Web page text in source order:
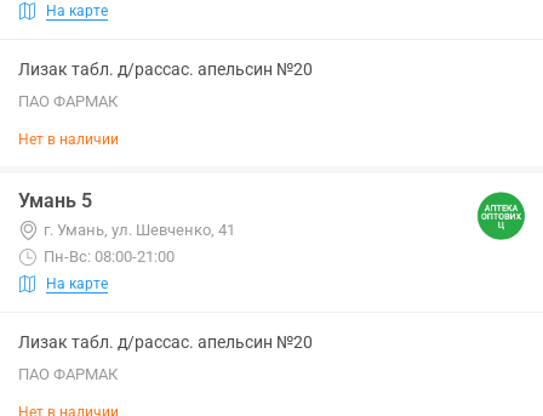
На карте
Лизак табл. д/рассас. апельсин №20
ПАО ФАРМАК
Нет в наличии
Умань 5
г. Умань, ул. Шевченко, 41
Пн-Вс: 08:00-21:00
На карте
Лизак табл. д/рассас. апельсин №20
ПАО ФАРМАК
Нет в наличии